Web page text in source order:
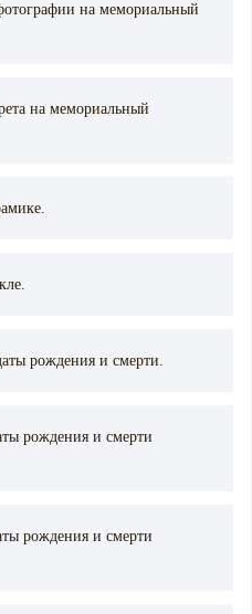
на мемориальный
на мемориальный
рождения и смерти.
рождения и смерти
рождения и смерти